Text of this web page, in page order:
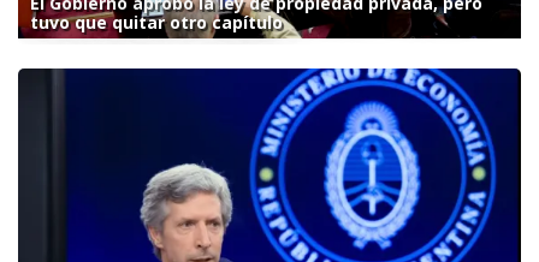
tuvo que quitar otro capítulo